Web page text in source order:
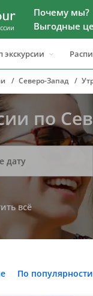
Почему мы?
Выгодные
экскурсии
Северо-Запад
по
всё
По популярности